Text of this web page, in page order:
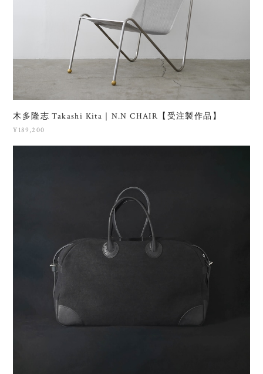
木多隆志 Takashi Kita｜N.N CHAIR【受注製作品】
¥189,200